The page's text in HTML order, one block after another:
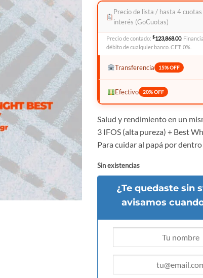
Precio de lista / hasta 4 cuotas
interés (GoCuotas)
Precio de contado: $123,868.00.
débito de cualquier banco. CFT: 0%.
Transferencia 15% OFF
Efectivo 20% OFF
Salud y rendimiento en un
3 IFOS (alta pureza) + Best
Para cuidar al papá por dentro
Sin existencias
¿Te quedaste sin
avisamos